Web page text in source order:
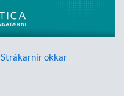
Strákarnir okkar